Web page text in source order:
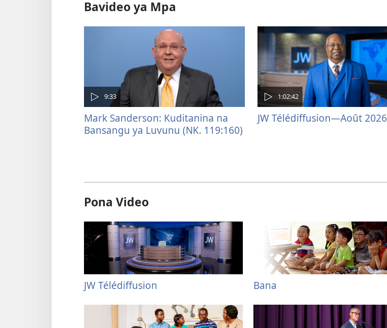
Bavideo ya Mpa
9:33
Mark Sanderson: Kuditanina na
Bansangu ya Luvunu (NK. 119:160)
1:02:42
JW Télédiffusion—Août 2026
Pona Video
JW Télédiffusion Bana